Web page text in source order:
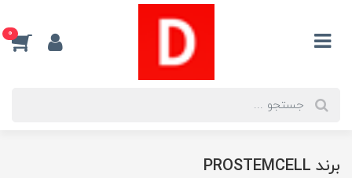
0
برند PROSTEMCELL